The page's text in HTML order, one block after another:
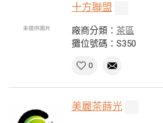
十方聯盟
廠商分類： 茶區
攤位號碼：S350
0
美麗茶蒔光